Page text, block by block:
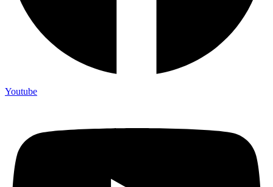
Youtube